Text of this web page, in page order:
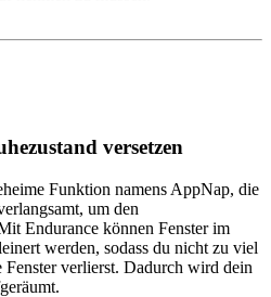
versetzen
Funktion namens AppNap, die
um den
Endurance können Fenster im
werden, sodass du nicht zu viel
Fenster verlierst. Dadurch wird dein